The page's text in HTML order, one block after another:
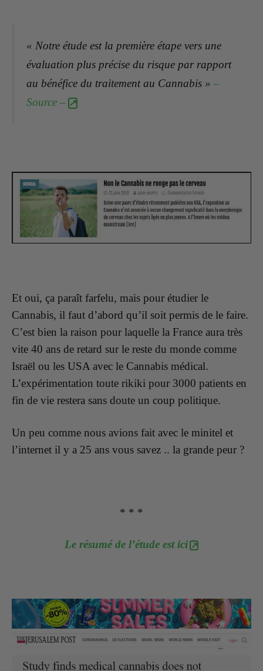
« Notre étude est la première étape vers une
évaluation plus précise du risque par rapport
au bénéfice du traitement au Cannabis » –
Source –
Et oui, ça paraît farfelu, mais pour étudier le
Cannabis, il faut d’abord qu’il soit permis de le faire.
C’est bien la raison pour laquelle la France aura très
vite 40 ans de retard sur le reste du monde comme
Israël ou les USA avec le Cannabis médical.
L’expérimentation toute rikiki pour 3000 patients en
fin de vie restera sans doute un coup politique.
Un peu comme nous avions fait avec le minitel et
l’internet il y a 25 ans vous savez .. la grande peur ?
* * *
Le résumé de l’étude est ici